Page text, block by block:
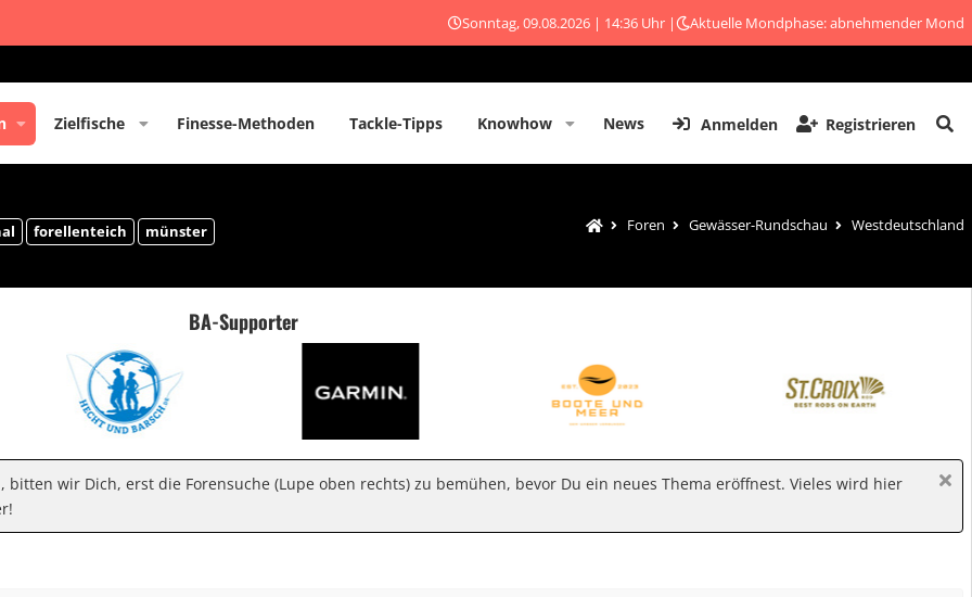
Sonntag, 09.08.2026 | 14:36 Uhr | Aktuelle Mondphase: abnehmender Mond
Zielfische Finesse-Methoden Tackle-Tipps Knowhow News Anmelden Registrieren
forellenteich münster Foren Gewässer-Rundschau Westdeutschland
BA-Supporter
wir Dich, erst die Forensuche (Lupe oben rechts) zu bemühen, bevor Du ein neues Thema eröffnest. Vieles wird hier